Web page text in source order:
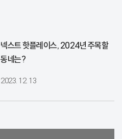
넥스트 핫플레이스, 2024년 주목할
동네는?
2023. 12. 13